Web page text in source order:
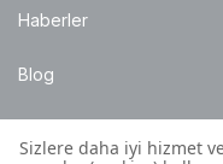
Haberler
Blog